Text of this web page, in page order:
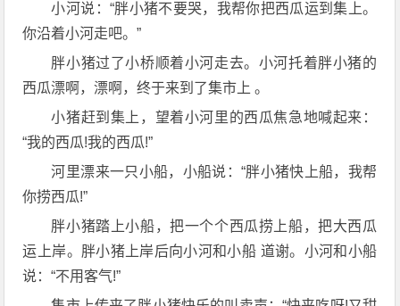
小河说：“胖小猪不要哭，我帮你把西瓜运到集上。
你沿着小河走吧。”
胖小猪过了小桥顺着小河走去。小河托着胖小猪的
西瓜漂啊，漂啊，终于来到了集市上 。
小猪赶到集上，望着小河里的西瓜焦急地喊起来：
“我的西瓜!我的西瓜!”
河里漂来一只小船，小船说：“胖小猪快上船，我帮
你捞西瓜!”
胖小猪踏上小船，把一个个西瓜捞上船，把大西瓜
运上岸。胖小猪上岸后向小河和小船 道谢。小河和小船
说：“不用客气!”